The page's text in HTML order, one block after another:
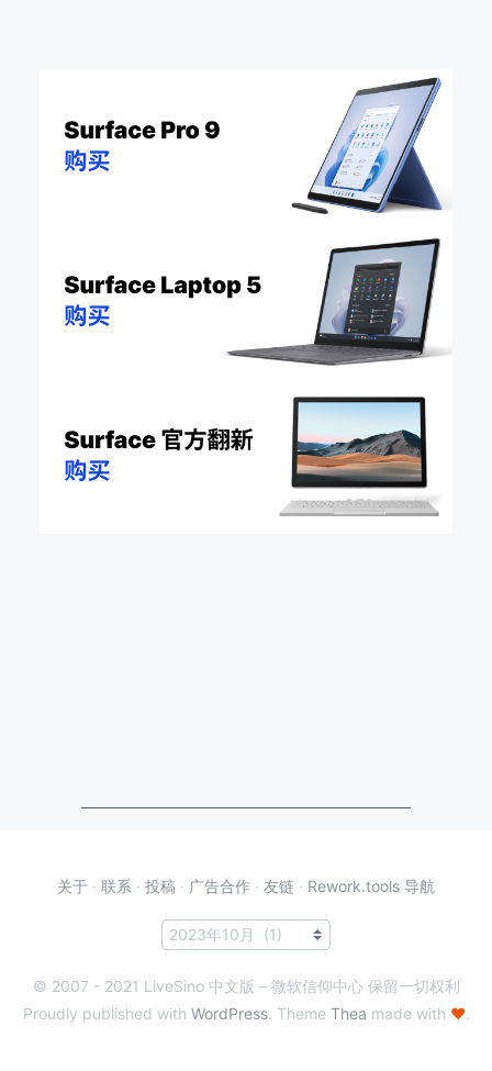
关于 · 联系 · 投稿 · 广告合作 · 友链 · Rework.tools 导航
© 2007 - 2021 LiveSino 中文版 – 微软信仰中心 保留一切权利
Proudly published with WordPress. Theme Thea made with ♥.